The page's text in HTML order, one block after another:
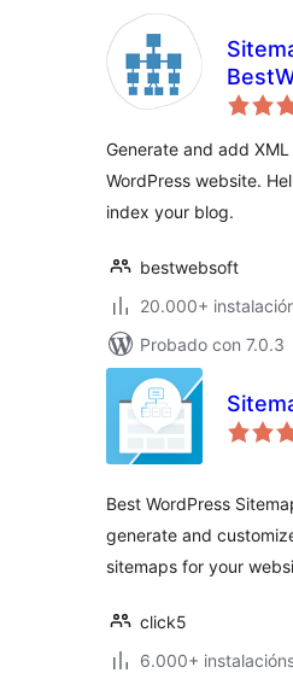
Generate and add
WordPress website.
index your blog.
bestwebsoft
20.000+
Probado con 7.0.3
Best WordPress
generate and
sitemaps for your
click5
6.000+